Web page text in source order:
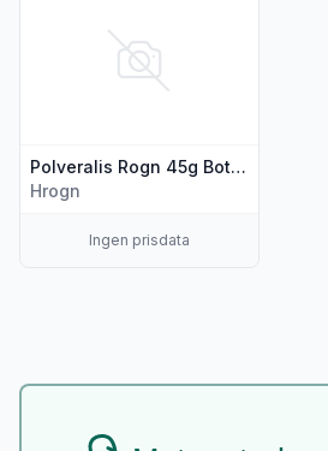
Polveralis Rogn 45g Bottarga Borealis
Hrogn
Ingen prisdata